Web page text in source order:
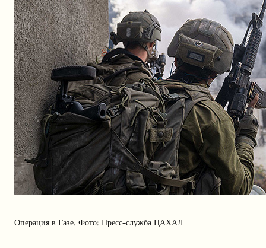
Операция в Газе. Фото: Пресс-служба ЦАХАЛ